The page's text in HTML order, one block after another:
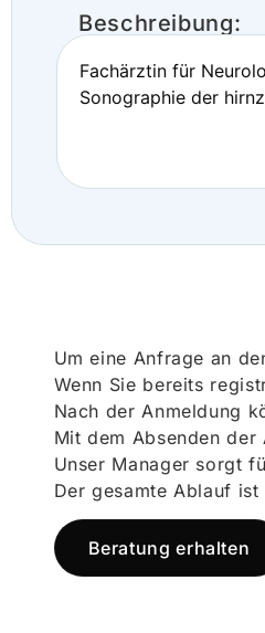
Beschreibung:
Fachärztin für
Sonographie der
Um eine Anfrage an
Wenn Sie bereits
Nach der Anmeldung
Mit dem Absenden
Unser Manager sorgt
Der gesamte Ablauf
Beratung erhalten